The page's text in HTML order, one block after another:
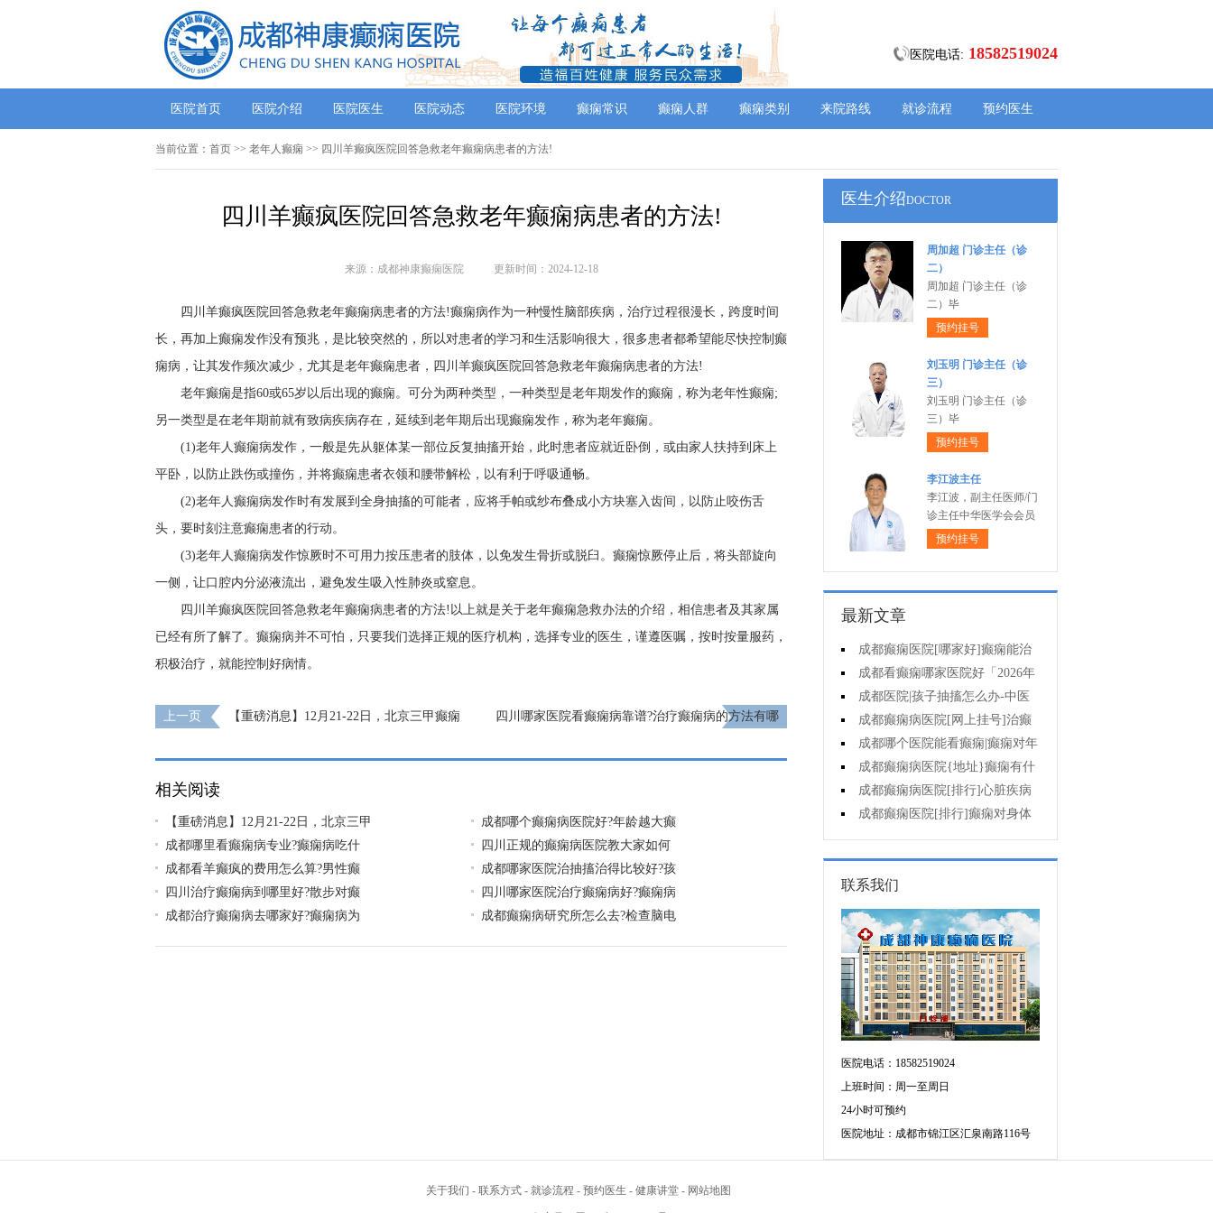
医院电话: 18582519024
医院首页 医院介绍 医院医生 医院动态 医院环境 癫痫常识 癫痫人群 癫痫类别 来院路线 就诊流程 预约医生
当前位置： 首页 >> 老年人癫痫 >> 四川羊癫疯医院回答急救老年癫痫病患者的方法!
四川羊癫疯医院回答急救老年癫痫病患者的方法!
来源：成都神康癫痫医院 更新时间：2024-12-18
四川羊癫疯医院回答急救老年癫痫病患者的方法!癫痫病作为一种慢性脑部疾病，治疗过程很漫长，跨度时间
长，再加上癫痫发作没有预兆，是比较突然的，所以对患者的学习和生活影响很大，很多患者都希望能尽快控制癫
痫病，让其发作频次减少，尤其是老年癫痫患者，四川羊癫疯医院回答急救老年癫痫病患者的方法!
老年癫痫是指60或65岁以后出现的癫痫。可分为两种类型，一种类型是老年期发作的癫痫，称为老年性癫痫;
另一类型是在老年期前就有致病疾病存在，延续到老年期后出现癫痫发作，称为老年癫痫。
(1)老年人癫痫病发作，一般是先从躯体某一部位反复抽搐开始，此时患者应就近卧倒，或由家人扶持到床上
平卧，以防止跌伤或撞伤，并将癫痫患者衣领和腰带解松，以有利于呼吸通畅。
(2)老年人癫痫病发作时有发展到全身抽搐的可能者，应将手帕或纱布叠成小方块塞入齿间，以防止咬伤舌
头，要时刻注意癫痫患者的行动。
(3)老年人癫痫病发作惊厥时不可用力按压患者的肢体，以免发生骨折或脱臼。癫痫惊厥停止后，将头部旋向
一侧，让口腔内分泌液流出，避免发生吸入性肺炎或窒息。
四川羊癫疯医院回答急救老年癫痫病患者的方法!以上就是关于老年癫痫急救办法的介绍，相信患者及其家属
已经有所了解了。癫痫病并不可怕，只要我们选择正规的医疗机构，选择专业的医生，谨遵医嘱，按时按量服药，
积极治疗，就能控制好病情。
上一页
【重磅消息】12月21-22日，北京三甲癫痫
四川哪家医院看癫痫病靠谱?治疗癫痫病的方法有哪
相关阅读
【重磅消息】12月21-22日，北京三甲
成都哪个癫痫病医院好?年龄越大癫
成都哪里看癫痫病专业?癫痫病吃什
四川正规的癫痫病医院教大家如何
成都看羊癫疯的费用怎么算?男性癫
成都哪家医院治抽搐治得比较好?孩
四川治疗癫痫病到哪里好?散步对癫
四川哪家医院治疗癫痫病好?癫痫病
成都治疗癫痫病去哪家好?癫痫病为
成都癫痫病研究所怎么去?检查脑电
医生介绍DOCTOR
周加超 门诊主任（诊
二）
周加超 门诊主任（诊
二）毕
预约挂号
刘玉明 门诊主任（诊
三）
刘玉明 门诊主任（诊
三）毕
预约挂号
李江波主任
李江波，副主任医师/门
诊主任中华医学会会员
预约挂号
最新文章
成都癫痫医院[哪家好]癫痫能治
疗好吗?
成都看癫痫哪家医院好「2026年
度公布」癫痫病人的食谱应该怎么
安排?
成都医院|孩子抽搐怎么办-中医
治疗抽搐偏方是什么?
成都癫痫病医院[网上挂号]治癫
痫要了解哪些常识问题?
成都哪个医院能看癫痫|癫痫对年
轻人危害有多大?
成都癫痫病医院{地址}癫痫有什
么共患病呢?
成都癫痫病医院[排行]心脏疾病
会导致癫痫吗?
成都癫痫医院[排行]癫痫对身体
会有影响吗?
联系我们
医院电话：18582519024
上班时间：周一至周日
24小时可预约
医院地址：成都市锦江区汇泉南路116号
关于我们 - 联系方式 - 就诊流程 - 预约医生 - 健康讲堂 - 网站地图